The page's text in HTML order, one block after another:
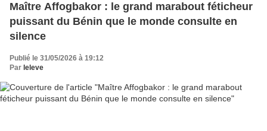
Maître Affogbakor : le grand marabout féticheur
puissant du Bénin que le monde consulte en
silence
Publié le 31/05/2026 à 19:12
Par leleve